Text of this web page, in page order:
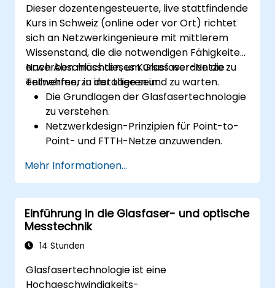
Dieser dozentengesteuerte, live stattfindende
Kurs in Schweiz (online oder vor Ort) richtet
sich an Netzwerkingenieure mit mittlerem
Wissenstand, die die notwendigen Fähigkeiten
erwerben möchten, um Glasfaser-Netze zu
entwerfen, zu installieren und zu warten.
Nach Abschluss dieses Kurses werden die
Teilnehmer in der Lage sein:
Die Grundlagen der Glasfasertechnologie
zu verstehen.
Netzwerkdesign-Prinzipien für Point-to-
Point- und FTTH-Netze anzuwenden.
installieren und zu warten.
Glasfaser-Netze zu testen und Fehler zu
beheben.
Mehr Informationen...
Einführung in die Glasfaser- und optische
Messtechnik
14 Stunden
Glasfasertechnologie ist eine
Hochgeschwindigkeits-